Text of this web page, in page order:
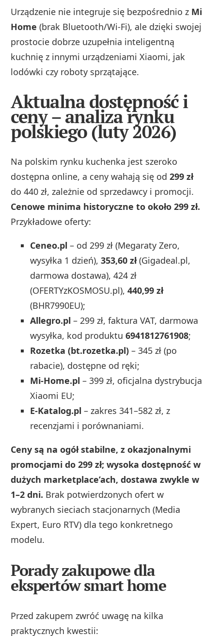
Urządzenie nie integruje się bezpośrednio z Mi
Home (brak Bluetooth/Wi‑Fi), ale dzięki swojej
prostocie dobrze uzupełnia inteligentną
kuchnię z innymi urządzeniami Xiaomi, jak
lodówki czy roboty sprzątające.
Aktualna dostępność i
ceny – analiza rynku
polskiego (luty 2026)
Na polskim rynku kuchenka jest szeroko
dostępna online, a ceny wahają się od299 zł
do 440 zł, zależnie od sprzedawcy i promocji.
Cenowe minima historyczne to około 299 zł.
Przykładowe oferty:
Ceneo.pl – od 299 zł (Megaraty Zero,
wysyłka 1 dzień),353,60 zł(Gigadeal.pl,
darmowa dostawa), 424 zł
(OFERTYzKOSMOSU.pl),440,99 zł
(BHR7990EU);
Allegro.pl – 299 zł, faktura VAT, darmowa
wysyłka, kod produktu6941812761908;
Rozetka (bt.rozetka.pl) – 345 zł (po
rabacie), dostępne od ręki;
Mi‑Home.pl – 399 zł, oficjalna dystrybucja
Xiaomi EU;
E‑Katalog.pl – zakres 341–582 zł, z
recenzjami i porównaniami.
Ceny są na ogół stabilne, z okazjonalnymi
promocjami do 299 zł; wysoka dostępność w
dużych marketplace’ach, dostawa zwykle w
1–2 dni. Brak potwierdzonych ofert w
wybranych sieciach stacjonarnych (Media
Expert, Euro RTV) dla tego konkretnego
modelu.
Porady zakupowe dla
ekspertów smart home
Przed zakupem zwróć uwagę na kilka
praktycznych kwestii: